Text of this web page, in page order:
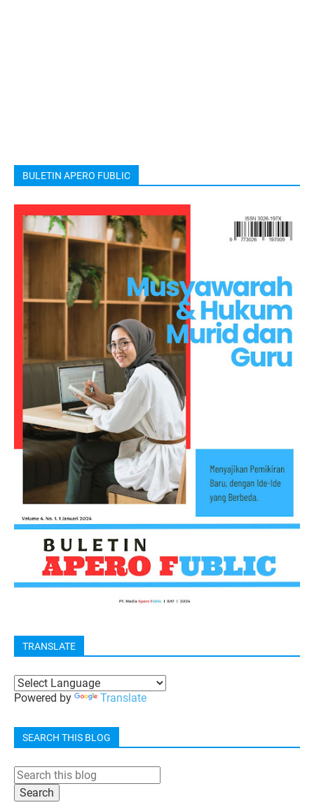
BULETIN APERO FUBLIC
TRANSLATE
Powered by Translate
SEARCH THIS BLOG